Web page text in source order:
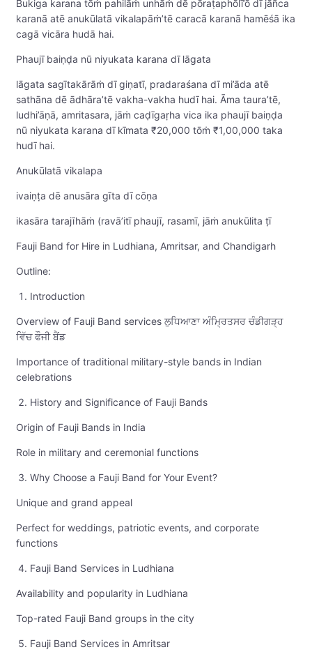
Bukiga karana tōṁ pahilāṁ unhāṁ dē pōraṭaphōlī’ō dī jān̄ca
karanā atē anukūlatā vikalapāṁ’tē caracā karanā hamēśā ika
cagā vicāra hudā hai.
Phaujī baiṇḍa nū niyukata karana dī lāgata
lāgata sagītakārāṁ dī giṇatī, pradaraśana dī mi’āda atē
sathāna dē ādhāra’tē vakha-vakha hudī hai. Āma taura’tē,
ludhi’āṇā, amritasara, jāṁ caḍīgaṛha vica ika phaujī baiṇḍa
nū niyukata karana dī kīmata ₹20,000 tōṁ ₹1,00,000 taka
hudī hai.
Anukūlatā vikalapa
ivaiṇṭa dē anusāra gīta dī cōṇa
ikasāra tarajīhāṁ (ravā’itī phaujī, rasamī, jāṁ anukūlita ṭī
Fauji Band for Hire in Ludhiana, Amritsar, and Chandigarh
Outline:
Introduction
Overview of Fauji Band services ਲੁਧਿਆਣਾ ਅੰਮ੍ਰਿਤਸਰ ਚੰਡੀਗੜ੍ਹ
ਵਿੱਚ ਫੌਜੀ ਬੈਂਡ
Importance of traditional military-style bands in Indian
celebrations
History and Significance of Fauji Bands
Origin of Fauji Bands in India
Role in military and ceremonial functions
Why Choose a Fauji Band for Your Event?
Unique and grand appeal
Perfect for weddings, patriotic events, and corporate
functions
Fauji Band Services in Ludhiana
Availability and popularity in Ludhiana
Top-rated Fauji Band groups in the city
Fauji Band Services in Amritsar